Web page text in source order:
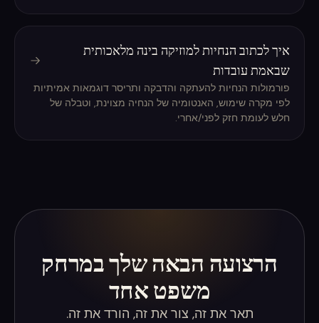
איך לכתוב הנחיות למוזיקה בינה מלאכותית
שבאמת עובדות
פורמולות הנחיות להעתקה והדבקה ותריסר דוגמאות אמיתיות
לפי מקרה שימוש, האנטומיה של הנחיה מצוינת, וטבלה של
חלש לעומת חזק לפני/אחרי.
הרצועה הבאה שלך במרחק
משפט אחד
תאר את זה, צור את זה, הורד את זה.